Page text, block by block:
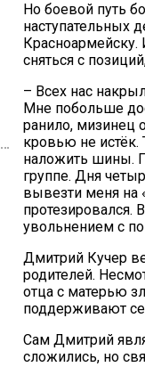
Но боевой путь
наступательных
Красноармейску.
сняться с
– Всех нас
Мне побольше
ранило, мизинец
кровью не истёк.
наложить шины.
группе. Дня
вывезти меня на
увольнением с
Дмитрий Кучер
родителей.
отца с матерью
поддерживают
Сам Дмитрий
сложились, но